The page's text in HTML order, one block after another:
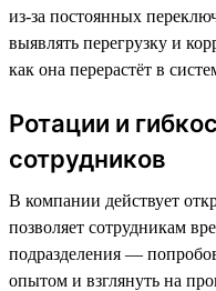
из-за постоянных
выявлять перегрузку и
как она перерастёт в
Ротации и
сотрудников
В компании действует
позволяет сотрудникам
подразделения —
опытом и взглянуть на